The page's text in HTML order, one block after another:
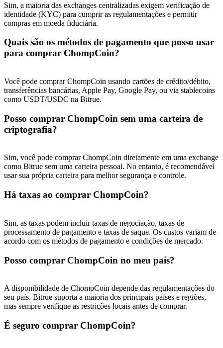
Exclusive for BitMart Users
Register & Trade to Win 500,000 USDT
Trade Gold & Silver · 33,333 USDT Bonus
USDT New User Exclusive 10% APR
Mais eventos
Ganhe prêmios e recompensas exclusivas
Sim, a maioria das exchanges centralizadas exigem verificação de
identidade (KYC) para cumprir as regulamentações e permitir
compras em moeda fiduciária.
Quais são os métodos de pagamento que posso usar
para comprar ChompCoin?
Você pode comprar ChompCoin usando cartões de crédito/débito,
transferências bancárias, Apple Pay, Google Pay, ou via stablecoins
como USDT/USDC na Bitrue.
Posso comprar ChompCoin sem uma carteira de
criptografia?
Sim, você pode comprar ChompCoin diretamente em uma exchange
como Bitrue sem uma carteira pessoal. No entanto, é recomendável
usar sua própria carteira para melhor segurança e controle.
Há taxas ao comprar ChompCoin?
Sim, as taxas podem incluir taxas de negociação, taxas de
processamento de pagamento e taxas de saque. Os custos variam de
acordo com os métodos de pagamento e condições de mercado.
Posso comprar ChompCoin no meu país?
A disponibilidade de ChompCoin depende das regulamentações do
seu país. Bitrue suporta a maioria dos principais países e regiões,
mas sempre verifique as restrições locais antes de comprar.
É seguro comprar ChompCoin?